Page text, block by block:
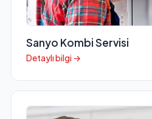
Sanyo Kombi Servisi
Detaylı bilgi →